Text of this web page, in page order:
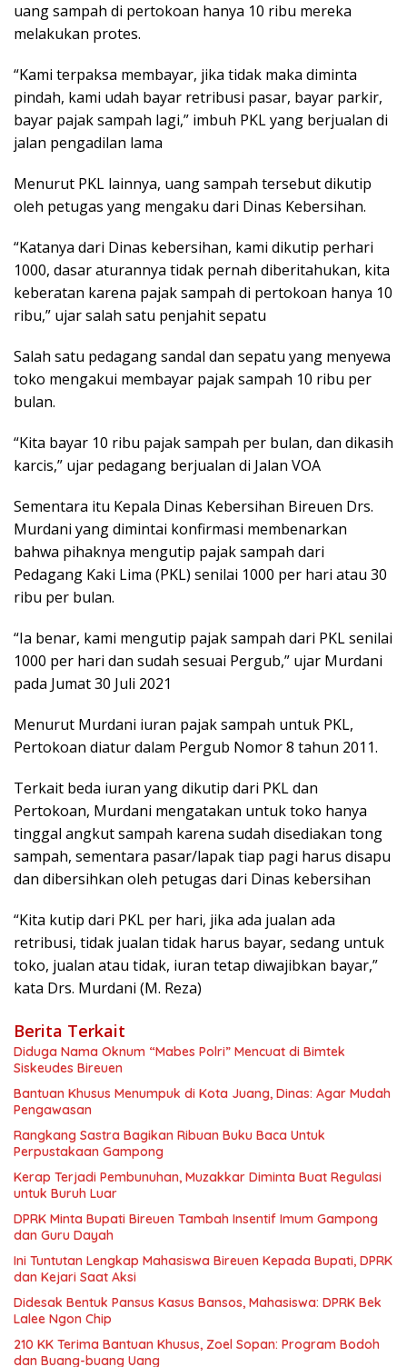
uang sampah di pertokoan hanya 10 ribu mereka
melakukan protes.
“Kami terpaksa membayar, jika tidak maka diminta
pindah, kami udah bayar retribusi pasar, bayar parkir,
bayar pajak sampah lagi,” imbuh PKL yang berjualan di
jalan pengadilan lama
Menurut PKL lainnya, uang sampah tersebut dikutip
oleh petugas yang mengaku dari Dinas Kebersihan.
“Katanya dari Dinas kebersihan, kami dikutip perhari
1000, dasar aturannya tidak pernah diberitahukan, kita
keberatan karena pajak sampah di pertokoan hanya 10
ribu,” ujar salah satu penjahit sepatu
Salah satu pedagang sandal dan sepatu yang menyewa
toko mengakui membayar pajak sampah 10 ribu per
bulan.
“Kita bayar 10 ribu pajak sampah per bulan, dan dikasih
karcis,” ujar pedagang berjualan di Jalan VOA
Sementara itu Kepala Dinas Kebersihan Bireuen Drs.
Murdani yang dimintai konfirmasi membenarkan
bahwa pihaknya mengutip pajak sampah dari
Pedagang Kaki Lima (PKL) senilai 1000 per hari atau 30
ribu per bulan.
“Ia benar, kami mengutip pajak sampah dari PKL senilai
1000 per hari dan sudah sesuai Pergub,” ujar Murdani
pada Jumat 30 Juli 2021
Menurut Murdani iuran pajak sampah untuk PKL,
Pertokoan diatur dalam Pergub Nomor 8 tahun 2011.
Terkait beda iuran yang dikutip dari PKL dan
Pertokoan, Murdani mengatakan untuk toko hanya
tinggal angkut sampah karena sudah disediakan tong
sampah, sementara pasar/lapak tiap pagi harus disapu
dan dibersihkan oleh petugas dari Dinas kebersihan
“Kita kutip dari PKL per hari, jika ada jualan ada
retribusi, tidak jualan tidak harus bayar, sedang untuk
toko, jualan atau tidak, iuran tetap diwajibkan bayar,”
kata Drs. Murdani (M. Reza)
Berita Terkait
Diduga Nama Oknum “Mabes Polri” Mencuat di Bimtek
Siskeudes Bireuen
Bantuan Khusus Menumpuk di Kota Juang, Dinas: Agar Mudah
Pengawasan
Rangkang Sastra Bagikan Ribuan Buku Baca Untuk
Perpustakaan Gampong
Kerap Terjadi Pembunuhan, Muzakkar Diminta Buat Regulasi
untuk Buruh Luar
DPRK Minta Bupati Bireuen Tambah Insentif Imum Gampong
dan Guru Dayah
Ini Tuntutan Lengkap Mahasiswa Bireuen Kepada Bupati, DPRK
dan Kejari Saat Aksi
Didesak Bentuk Pansus Kasus Bansos, Mahasiswa: DPRK Bek
Lalee Ngon Chip
210 KK Terima Bantuan Khusus, Zoel Sopan: Program Bodoh
dan Buang-buang Uang